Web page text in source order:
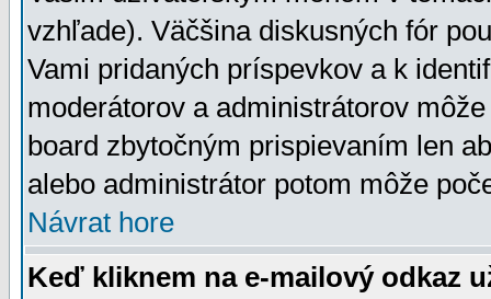
vzhľade). Väčšina diskusných fór
Vami pridaných príspevkov a k
moderátorov a administrátorov
board zbytočným prispievaním len
alebo administrátor potom môže
Návrat hore
Keď kliknem na e-mailový odkaz